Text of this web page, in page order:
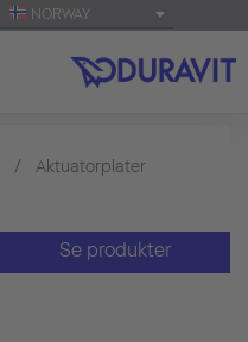
NORWAY
Aktuatorplater
Se produkter